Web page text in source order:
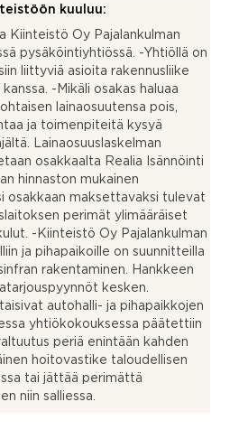
kuuluu:
Kiinteistö Oy Pajalankulman
pysäköintiyhtiössä. -Yhtiöllä on
liittyviä asioita rakennusliike
-Mikäli osakas haluaa
lainaosuutensa pois,
ja toimenpiteitä kysyä
Lainaosuuslaskelman
osakkaalta Realia Isännöinti
hinnaston mukainen
osakkaan maksettavaksi tulevat
perimät ylimääräiset
-Kiinteistö Oy Pajalankulman
ja pihapaikoille on suunnitteilla
rakentaminen. Hankkeen
kesken.
autohalli- ja pihapaikkojen
yhtiökokouksessa päätettiin
periä enintään kahden
hoitovastike taloudellisen
tai jättää perimättä
niin salliessa.